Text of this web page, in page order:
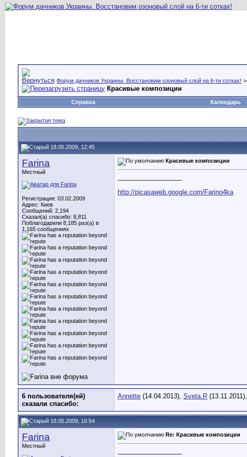
Форум дачников Украины. Восстановим озоновый слой на 6-ти сотках! >
Красивые композиции
Справка Календарь
18.05.2009, 12:45
Farina
Местный
Регистрация: 03.02.2009
Адрес: Киев
Сообщений: 2,194
Сказал(а) спасибо: 8,811
Поблагодарили 8,185 раз(а) в
1,165 сообщениях
Красивые композиции
http://picasaweb.google.com/Farino4ka
6 пользователя(ей)
сказали cпасибо:
Annette (14.04.2013), Sveta.R (13.11.2011),
18.05.2009, 16:54
Farina
Местный
Re: Красивые композиции